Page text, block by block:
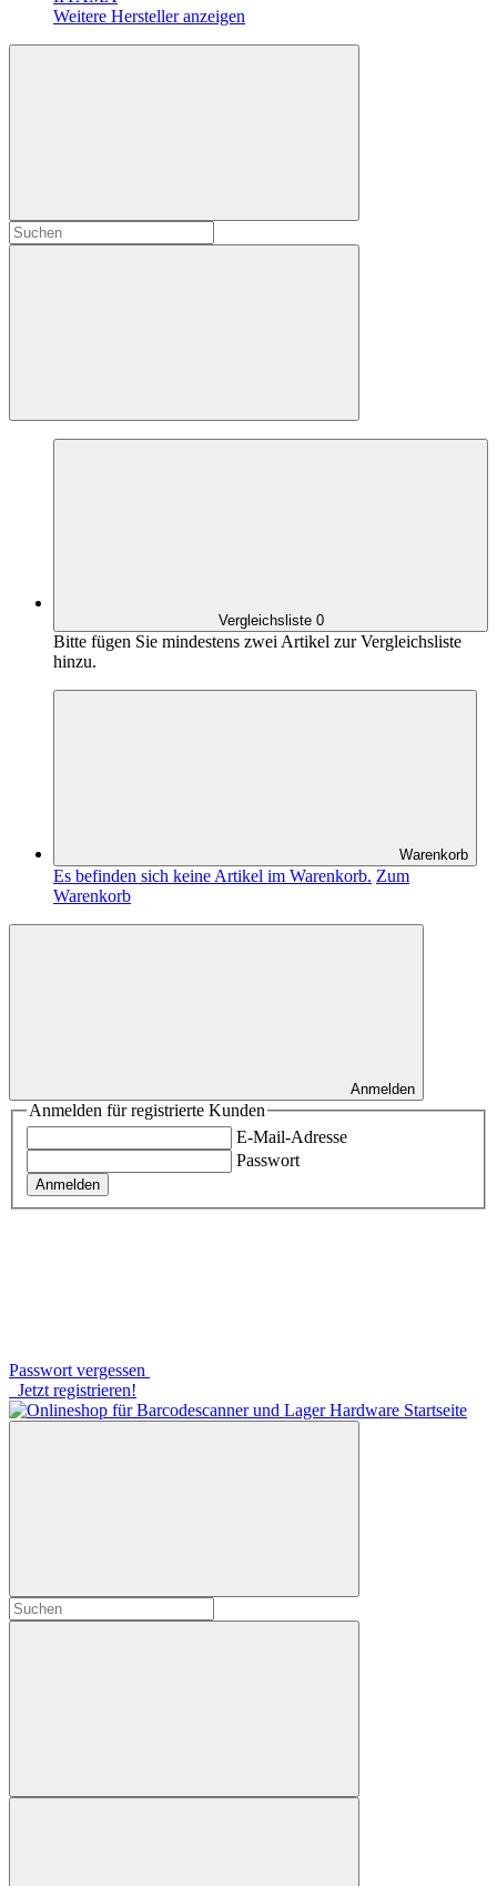
Weitere Hersteller anzeigen
Vergleichsliste 0
Bitte fügen Sie mindestens zwei Artikel zur Vergleichsliste
hinzu.
Warenkorb
Es befinden sich keine Artikel im Warenkorb. Zum
Warenkorb
Anmelden
Anmelden für registrierte Kunden
E-Mail-Adresse
Passwort
Anmelden
Passwort vergessen
Jetzt registrieren!